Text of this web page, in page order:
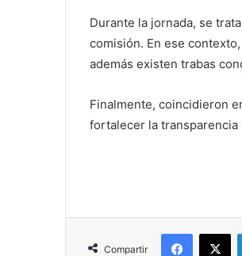
Durante la jornada, se
comisión. En ese
además existen trabas
Finalmente, coincidieron
fortalecer la
Compartir
X